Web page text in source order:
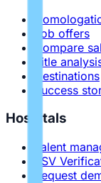
Job offers
Compare
Title
Destinations
Success
Hospitals
Talent
PSV
Request